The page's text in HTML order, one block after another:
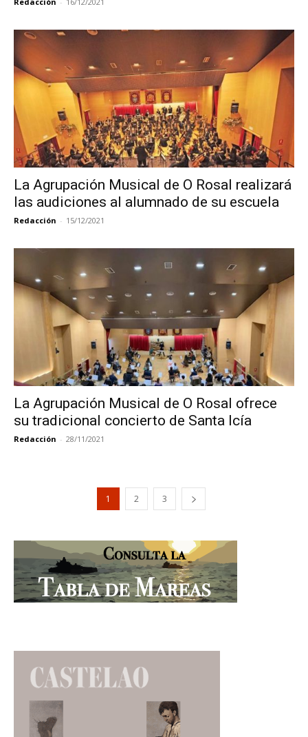
La Agrupación Musical de O Rosal realizará
las audiciones al alumnado de su escuela
Redacción - 15/12/2021
La Agrupación Musical de O Rosal ofrece
su tradicional concierto de Santa Icía
Redacción - 28/11/2021
1 2 3